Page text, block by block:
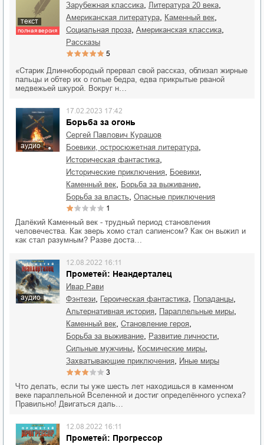
текст
полная версия
зарубежная классика
литература 20 века
американская литература каменный век
социальная проза американская классика
рассказы
5
«Старик Длиннобородый прервал свой рассказ, облизал жирные
пальцы и обтер их о голые бедра, едва прикрытые рваной
медвежьей шкурой. Вокруг н…
аудио
Борьба за огонь
17.02.2023 17:42
Сергей Павлович Курашов
боевики, остросюжетная литература
историческая фантастика
исторические приключения боевики
каменный век борьба за выживание
борьба за власть опасные приключения
1
Далёкий Каменный век - трудный период становления
человечества. Как зверь хомо стал сапиенсом? Как он выжил и
как стал разумным? Разве доста…
аудио
Прометей: Неандерталец
12.08.2022 16:11
Ивар Рави
фэнтези
героическая фантастика попаданцы
альтернативная история параллельные миры
каменный век становление героя
борьба за выживание развитие личности
сильные мужчины космические миры
захватывающие приключения иные миры
3
Что делать, если ты уже шесть лет находишься в каменном
веке параллельной Вселенной и достиг определённого успеха?
Правильно! Двигаться даль…
Прометей: Прогрессор
12.08.2022 16:11